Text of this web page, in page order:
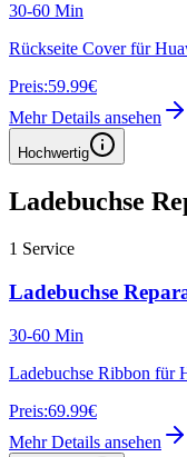
30-60 Min
Rückseite Cover für
Preis:59.99€
Mehr Details ansehen
Hochwertig
Ladebuchse
1 Service
Ladebuchse
30-60 Min
Ladebuchse Ribbon für
Preis:69.99€
Mehr Details ansehen